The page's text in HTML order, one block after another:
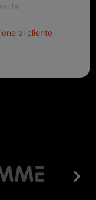
fa
al cliente